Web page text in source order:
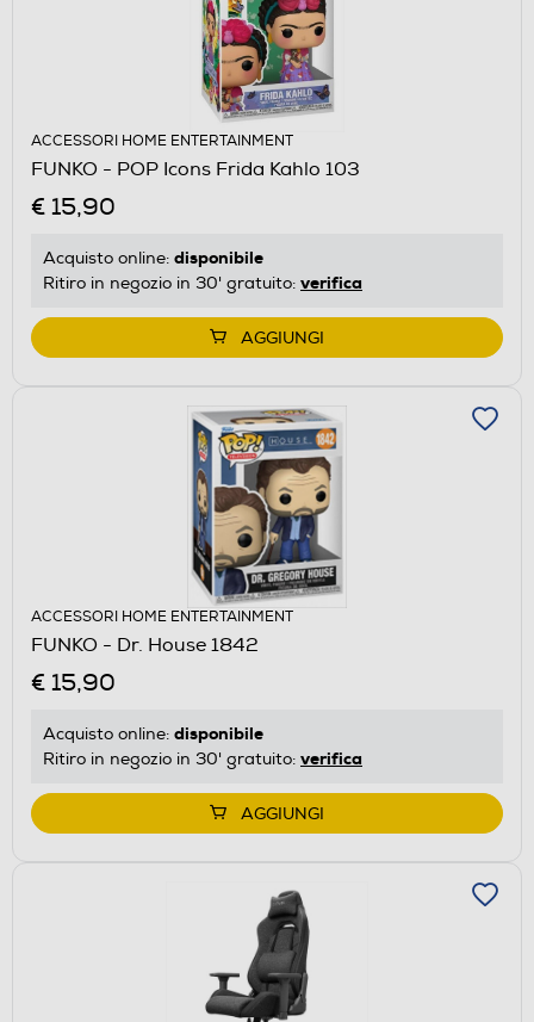
ACCESSORI HOME ENTERTAINMENT
FUNKO - POP Icons Frida Kahlo 103
€ 15,90
Acquisto online: disponibile
Ritiro in negozio in 30' gratuito: verifica
AGGIUNGI
ACCESSORI HOME ENTERTAINMENT
FUNKO - Dr. House 1842
€ 15,90
Acquisto online: disponibile
Ritiro in negozio in 30' gratuito: verifica
AGGIUNGI